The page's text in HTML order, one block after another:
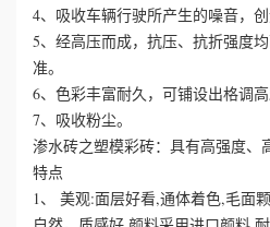
品
4、吸收车辆行驶所产生的噪音，
5、经高压而成，抗压、抗折强度
准。
6、色彩丰富耐久，可铺设出格调高
7、吸收粉尘。
渗水砖之塑模彩砖：具有高强度、
特点
1、 美观:面层好看,通体着色,毛面